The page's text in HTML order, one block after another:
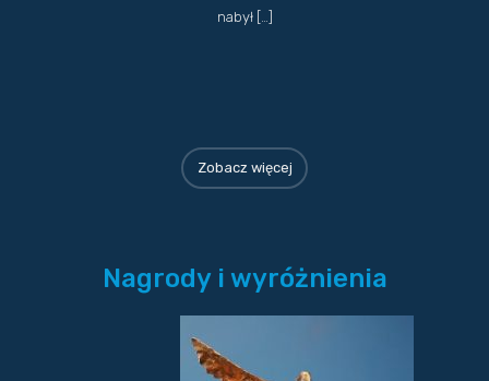
nabył […]
Zobacz więcej
Nagrody i wyróżnienia